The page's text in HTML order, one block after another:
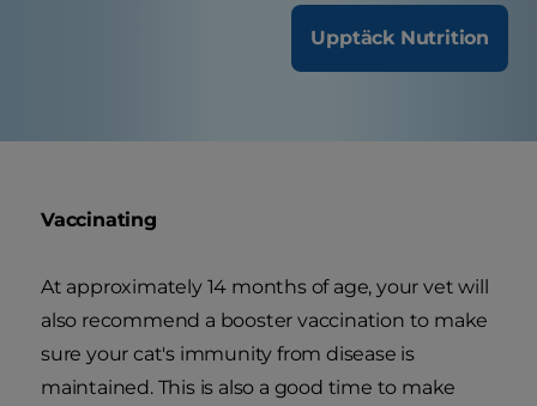
Upptäck Nutrition
Vaccinating
At approximately 14 months of age, your vet will
also recommend a booster vaccination to make
sure your cat's immunity from disease is
maintained. This is also a good time to make